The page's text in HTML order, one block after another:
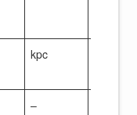
kpc
–